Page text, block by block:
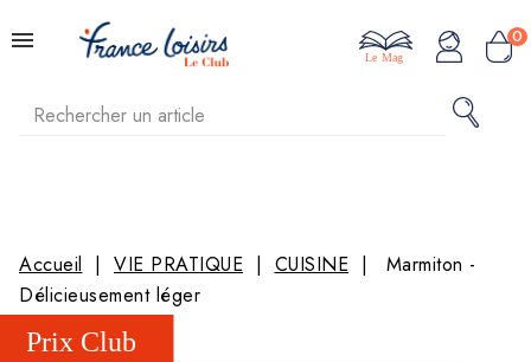
0
Le Mag
Accueil VIE PRATIQUE CUISINE
Marmiton -
Délicieusement léger